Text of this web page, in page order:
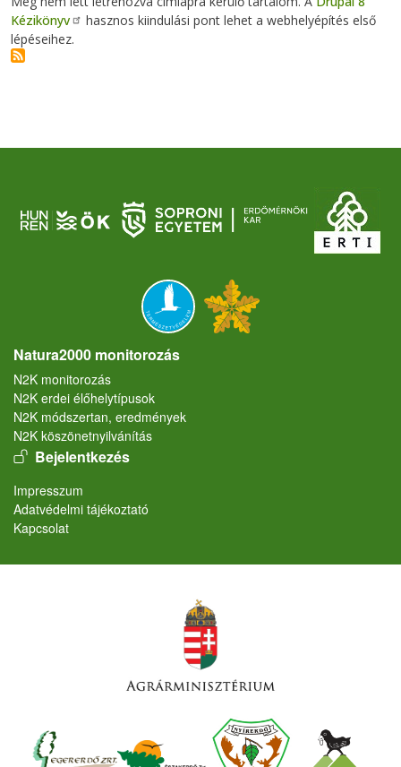
Kézikönyv
hasznos kiindulási pont lehet a webhelyépítés első
lépéseihez.
Natura2000 monitorozás
N2K monitorozás
N2K erdei élőhelytípusok
N2K módszertan, eredmények
N2K köszönetnyilvánítás
User account menu
Bejelentkezés
Lábléc
Impresszum
Adatvédelmi tájékoztató
Kapcsolat